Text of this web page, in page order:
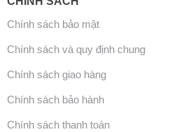
Chính sách bảo mật
Chính sách và quy định chung
Chính sách giao hàng
Chính sách bảo hành
Chính sách thanh toán